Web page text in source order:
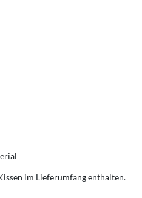
im Lieferumfang enthalten.